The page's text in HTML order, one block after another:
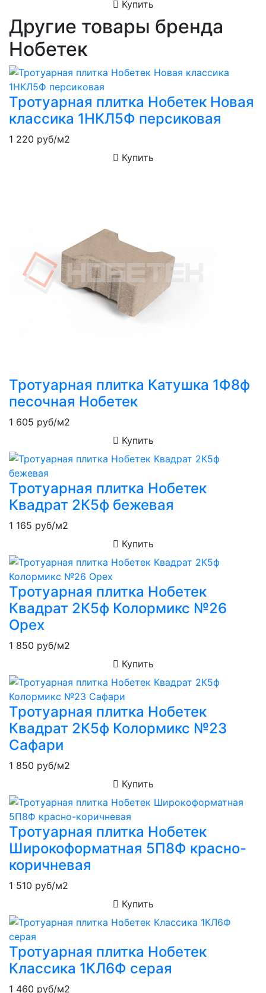
Купить
Другие товары бренда
Нобетек
Тротуарная плитка Нобетек Новая
классика 1НКЛ5Ф персиковая
1 220 руб/м2
Купить
Тротуарная плитка Катушка 1Ф8ф
песочная Нобетек
1 605 руб/м2
Купить
Тротуарная плитка Нобетек
Квадрат 2К5ф бежевая
1 165 руб/м2
Купить
Тротуарная плитка Нобетек
Квадрат 2К5ф Колормикс №26
Орех
1 850 руб/м2
Купить
Тротуарная плитка Нобетек
Квадрат 2К5ф Колормикс №23
Сафари
1 850 руб/м2
Купить
Тротуарная плитка Нобетек
Широкоформатная 5П8Ф красно-
коричневая
1 510 руб/м2
Купить
Тротуарная плитка Нобетек
Классика 1КЛ6Ф серая
1 460 руб/м2